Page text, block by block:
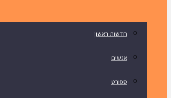
חדשות ראשון
אנשים
ספורט